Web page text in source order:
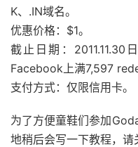
K、.IN域名。
优惠价格：$1。
截止日期：2011.11.30
Facebook上满7,597
支付方式：仅限信用卡。
为了方便童鞋们参加
地稍后会写一下教程，请